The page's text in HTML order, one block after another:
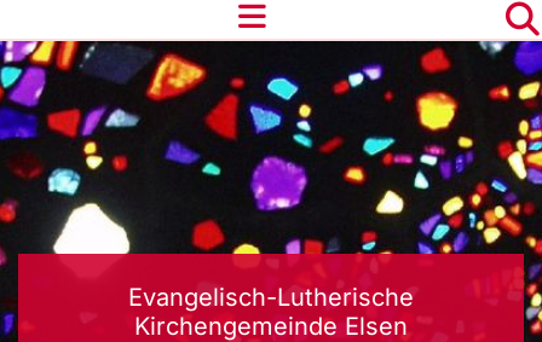
Evangelisch-Lutherische
Kirchengemeinde Elsen